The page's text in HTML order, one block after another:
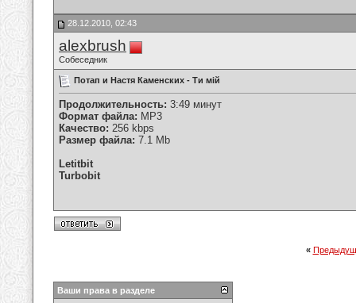
28.12.2010, 02:43
alexbrush
Собеседник
Потап и Настя Каменских - Ти мій
Продолжительность: 3:49 минут
Формат файла: MP3
Качество: 256 kbps
Размер файла: 7.1 Mb
Letitbit
Turbobit
«
Ваши права в разделе